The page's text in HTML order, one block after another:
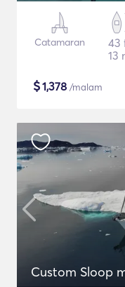
Catamaran
43
13
$1,378 /malam
Custom Sloop